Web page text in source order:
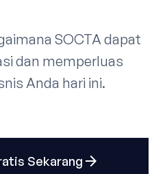
SOCTA dapat
dan memperluas
Anda hari ini.
Sekarang arrow_forward